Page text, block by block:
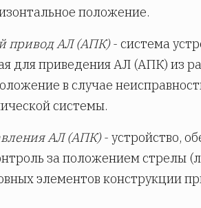
положение.
привод АЛ (АПК)- система
для приведения АЛ (АПК) из
в случае
системы.
АЛ (АПК)- устройство,
за положением стрелы
элементов конструкции